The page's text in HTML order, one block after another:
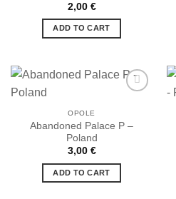
2,00 €
ADD TO CART
Ajouter
OPOLE
Abandoned Palace P –
Poland
3,00 €
ADD TO CART